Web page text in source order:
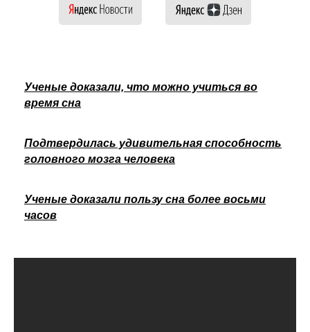
Ученые доказали, что можно учиться во
время сна
Подтвердилась удивительная способность
головного мозга человека
Ученые доказали пользу сна более восьми
часов